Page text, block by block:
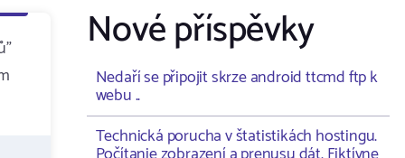
Nové příspěvky
Nedaří se připojit skrze android ttcmd ftp k
webu ..
Technická porucha v štatistikách hostingu.